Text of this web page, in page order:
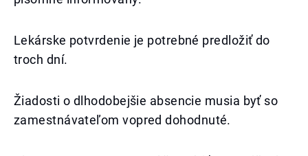
Lekárske potvrdenie je potrebné predložiť do
troch dní.
Žiadosti o dlhodobejšie absencie musia byť so
zamestnávateľom vopred dohodnuté.